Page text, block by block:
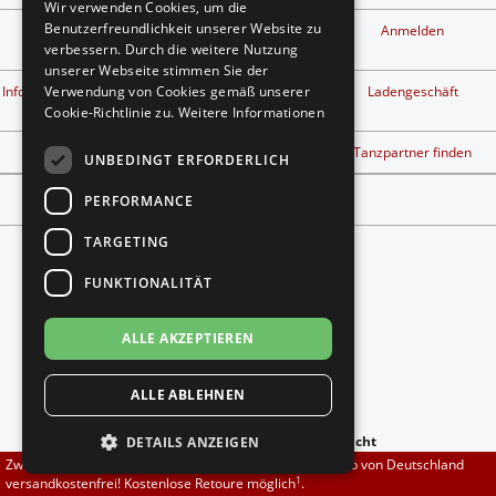
Brautschuhe
Sneaker
Untergrößen 33-35
Übergrößen 43-44
Flexerinas
Merlet
Nueva Epoca
Portdance
RayRose
Rummos
Rumpf
TopTanz
Kontakt
Privatsphäre und
Datenschutz
Anmelden
Info kostenlose Retouren1
Widerrufsbelehrung &
Widerrufsformular
Ladengeschäft
Tanzschuh Berater Workshop finden Tanzpartner finden
Vertrag widerrufen
Folgt uns auf
anzeigen: -zur Mobilen Ansicht
Copyright © 2026DADANZA.de
Zwischen 70,00 EUR und 800,00 EUR liefern wir innerhalb von Deutschland
versandkostenfrei! Kostenlose Retoure möglich1.
Wir verwenden Cookies, um die
Benutzerfreundlichkeit unserer Website zu
verbessern. Durch die weitere Nutzung
unserer Webseite stimmen Sie der
Verwendung von Cookies gemäß unserer
Cookie-Richtlinie zu. Weitere Informationen
UNBEDINGT ERFORDERLICH
PERFORMANCE
TARGETING
FUNKTIONALITÄT
ALLE AKZEPTIEREN
ALLE ABLEHNEN
DETAILS ANZEIGEN